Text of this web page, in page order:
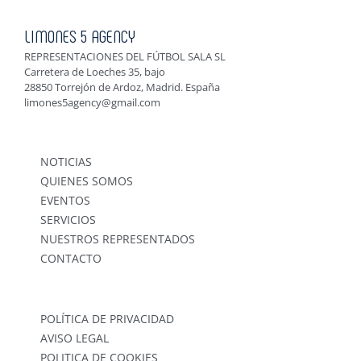
LIMONES 5 AGENCY
REPRESENTACIONES DEL FÚTBOL SALA SL
Carretera de Loeches 35, bajo
28850 Torrejón de Ardoz, Madrid. España
limones5agency@gmail.com
NOTICIAS
QUIENES SOMOS
EVENTOS
SERVICIOS
NUESTROS REPRESENTADOS
CONTACTO
POLÍTICA DE PRIVACIDAD
AVISO LEGAL
POLITICA DE COOKIES